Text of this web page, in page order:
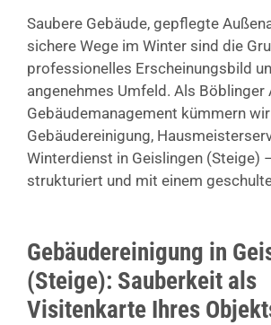
Saubere Gebäude, gepflegte
sichere Wege im Winter sind die
professionelles Erscheinungsbild
angenehmes Umfeld. Als Böblinger
Gebäudemanagement kümmern
Gebäudereinigung,
Winterdienst in Geislingen (Steige)
strukturiert und mit einem
Gebäudereinigung in
(Steige): Sauberkeit als
Visitenkarte Ihres